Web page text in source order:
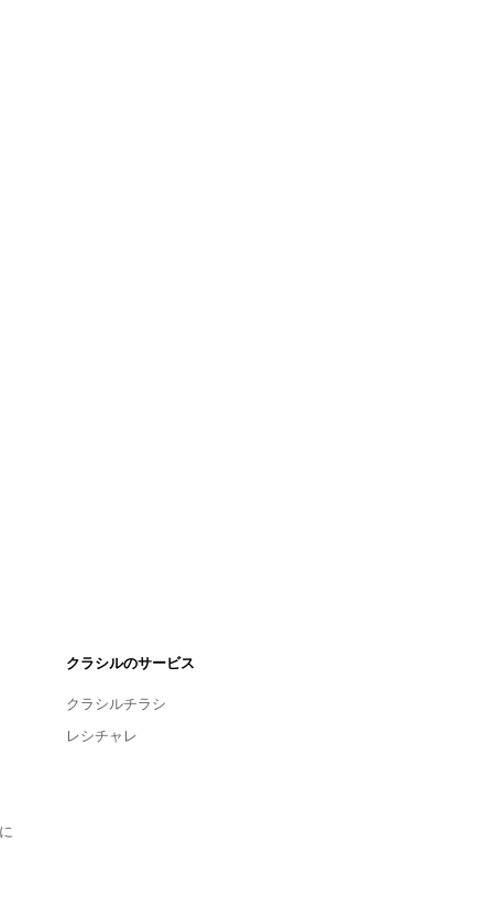
クラシルのサービス
クラシルチラシ
レシチャレ